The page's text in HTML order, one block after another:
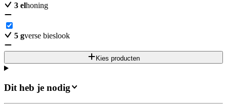
3 elhoning
5 gverse bieslook
Kies producten
Dit heb je nodig